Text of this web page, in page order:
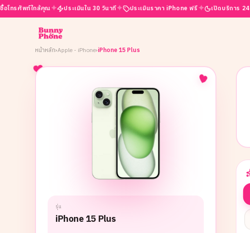
ใกล้คุณ✦ ประเมินใน 30 วินาที✦ ประเมินราคา iPhone ฟรี✦ เปิดบริการ 24 ชั่วโมง ✦
หน้าหลัก›Apple - iPhone›iPhone 15 Plus
รุ่น
iPhone 15 Plus